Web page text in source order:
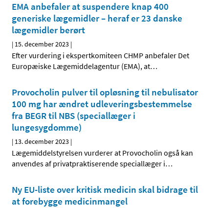
EMA anbefaler at suspendere knap 400
generiske lægemidler – heraf er 23 danske
lægemidler berørt
| 15. december 2023 |
Efter vurdering i ekspertkomiteen CHMP anbefaler Det
Europæiske Lægemiddelagentur (EMA), at…
Provocholin pulver til opløsning til nebulisator
100 mg har ændret udleveringsbestemmelse
fra BEGR til NBS (speciallæger i
lungesygdomme)
| 13. december 2023 |
Lægemiddelstyrelsen vurderer at Provocholin også kan
anvendes af privatpraktiserende speciallæger i…
Ny EU-liste over kritisk medicin skal bidrage til
at forebygge medicinmangel